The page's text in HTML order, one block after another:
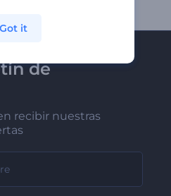
de
recibir nuestras
Got it